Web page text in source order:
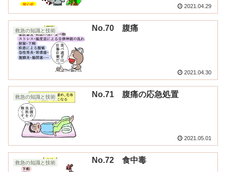
2021.04.29
救急の知識と技術 No.70 腹痛
2021.04.30
救急の知識と技術 No.71 腹痛の応急処置
2021.05.01
救急の知識と技術 No.72 食中毒